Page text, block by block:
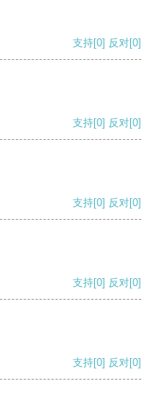
支持[0] 反对[0]
支持[0] 反对[0]
支持[0] 反对[0]
支持[0] 反对[0]
支持[0] 反对[0]